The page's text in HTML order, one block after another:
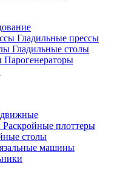
Гладильные прессы
Гладильные столы
Парогенераторы
Раскройные плоттеры
столы
машины